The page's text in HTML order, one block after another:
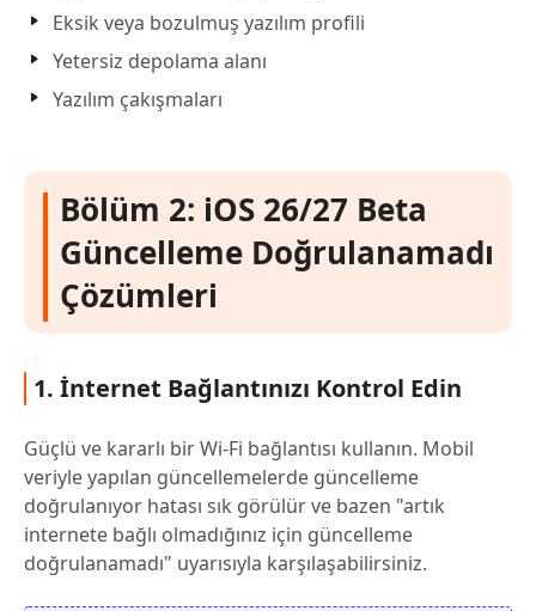
Eksik veya bozulmuş yazılım profili
Yetersiz depolama alanı
Yazılım çakışmaları
Bölüm 2: iOS 26/27 Beta
Güncelleme Doğrulanamadı
Çözümleri
1. İnternet Bağlantınızı Kontrol Edin
Güçlü ve kararlı bir Wi-Fi bağlantısı kullanın. Mobil
veriyle yapılan güncellemelerde güncelleme
doğrulanıyor hatası sık görülür ve bazen "artık
internete bağlı olmadığınız için güncelleme
doğrulanamadı" uyarısıyla karşılaşabilirsiniz.